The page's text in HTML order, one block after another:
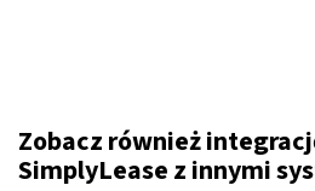
Zobacz również
SimplyLease z innymi